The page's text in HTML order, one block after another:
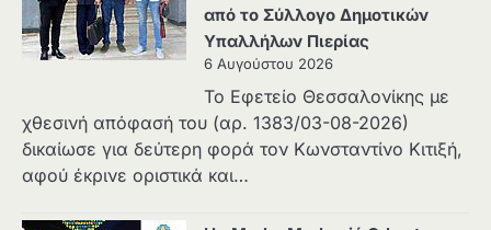
από το Σύλλογο Δημοτικών
Υπαλλήλων Πιερίας
6 Αυγούστου 2026
Το Εφετείο Θεσσαλονίκης με
χθεσινή απόφασή του (αρ. 1383/03-08-2026)
δικαίωσε για δεύτερη φορά τον Κωνσταντίνο Κιτιξή,
αφού έκρινε οριστικά και…